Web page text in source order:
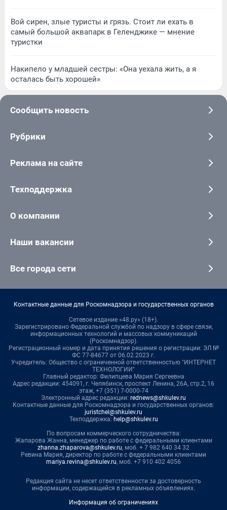
Вой сирен, злые туристы и грязь. Стоит ли ехать в
самый большой аквапарк в Геленджике — мнение
туристки
Накипело у младшей сестры: «Она уехала жить, а я
осталась быть хорошей»
Сообщить новость
Рубрики
Реклама на сайте
Техподдержка
О компании
Наши вакансии
Все города сети
Контактные данные для Роскомнадзора и государственных органов
Сетевое издание «48.ру» (18+).
Зарегистрировано Федеральной службой по надзору в сфере связи,
информационных технологий и массовых коммуникаций
(Роскомнадзор).
Регистрационный номер и дата принятия решения о регистрации: ЭЛ №
ФС 77-84677 от 06.02.2023 г.
Учредитель: Общество с ограниченной ответственностью "ИНТЕРНЕТ
ТЕХНОЛОГИИ"
Главный редактор: Филипцева Мария Сергеевна
Адрес редакции: 454091, г. Челябинск, проспект Ленина, 26А, стр.2, 16
этаж, +7 (351) 7-0000-74
Электронный адрес редакции: rednews@shkulev.ru
Контактные данные для Роскомнадзора и государственных органов:
juristchel@shkulev.ru
Техподдержка: help@shkulev.ru
По вопросам коммерческого сотрудничества:
Жапарова Жанна, менеджер по работе с федеральными клиентами
zhanna.zhaparova@shkulev.ru, моб. + 7 982 640 34 32
Ревина Мария, директор по работе с федеральными клиентами
mariya.revina@shkulev.ru, моб. +7 910 402 4056
Редакция сайта не несет ответственности за достоверность
информации, содержащейся в рекламных объявлениях.
Информация об ограничениях